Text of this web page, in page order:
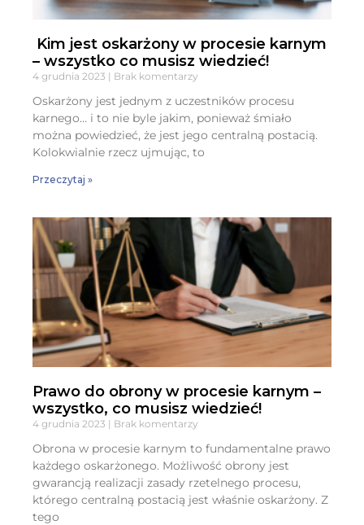
Kim jest oskarżony w procesie karnym
– wszystko co musisz wiedzieć!
4 grudnia 2023 Brak komentarzy
Oskarżony jest jednym z uczestników procesu
karnego… i to nie byle jakim, ponieważ śmiało
można powiedzieć, że jest jego centralną postacią.
Kolokwialnie rzecz ujmując, to
Przeczytaj »
Prawo do obrony w procesie karnym –
wszystko, co musisz wiedzieć!
4 grudnia 2023 Brak komentarzy
Obrona w procesie karnym to fundamentalne prawo
każdego oskarżonego. Możliwość obrony jest
gwarancją realizacji zasady rzetelnego procesu,
którego centralną postacią jest właśnie oskarżony. Z
tego